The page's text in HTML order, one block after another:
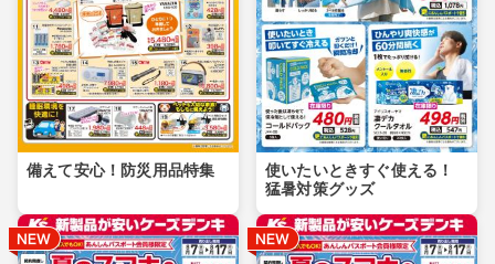
備えて安心！防災用品特集
使いたいときすぐ使える！
猛暑対策グッズ